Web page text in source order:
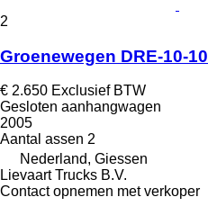
2
Groenewegen DRE-10-10
€ 2.650 Exclusief BTW
Gesloten aanhangwagen
2005
Aantal assen 2
Nederland, Giessen
Lievaart Trucks B.V.
Contact opnemen met verkoper